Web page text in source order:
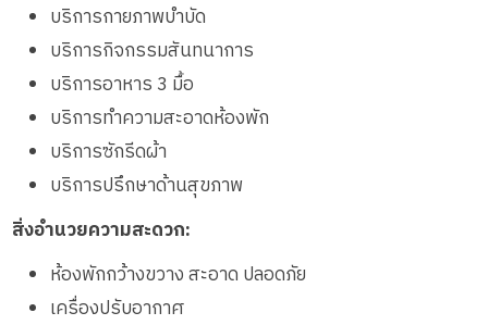
บริการกายภาพบำบัด
บริการกิจกรรมสันทนาการ
บริการอาหาร 3 มื้อ
บริการทำความสะอาดห้องพัก
บริการซักรีดผ้า
บริการปรึกษาด้านสุขภาพ
สิ่งอำนวยความสะดวก:
ห้องพักกว้างขวาง สะอาด ปลอดภัย
เครื่องปรับอากาศ